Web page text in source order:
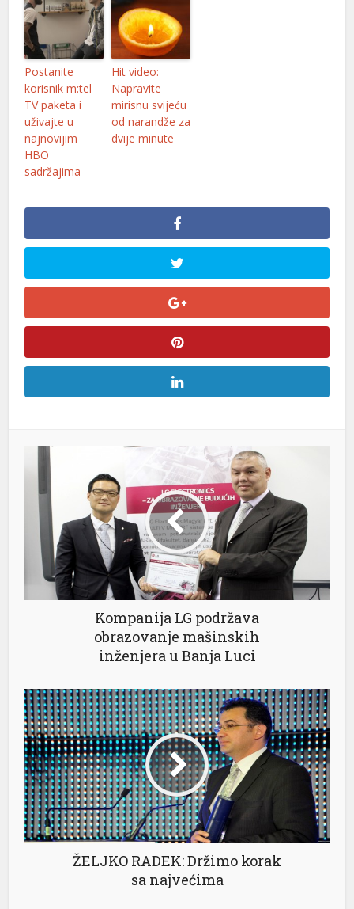
Postanite
korisnik m:tel
TV paketa i
uživajte u
najnovijim
HBO
sadržajima
Hit video:
Napravite
mirisnu svijeću
od narandže za
dvije minute
Kompanija LG podržava
obrazovanje mašinskih
inženjera u Banja Luci
ŽELJKO RADEK: Držimo korak
sa najvećima